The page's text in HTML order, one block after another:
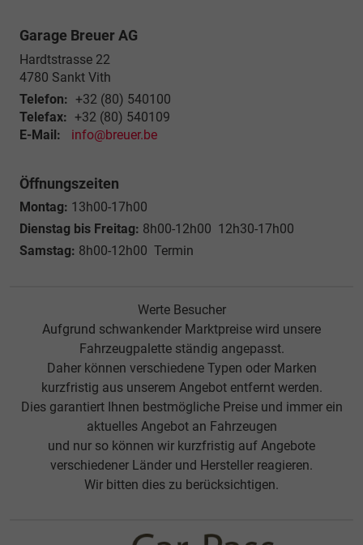
Garage Breuer AG
Hardtstrasse 22
4780 Sankt Vith
Telefon: +32 (80) 540100
Telefax: +32 (80) 540109
E-Mail:
info@breuer.be
Öffnungszeiten
Montag: 13h00-17h00
Dienstag bis Freitag: 8h00-12h00 12h30-17h00
Samstag: 8h00-12h00 Termin
Werte Besucher
Aufgrund schwankender Marktpreise wird unsere
Fahrzeugpalette ständig angepasst.
Daher können verschiedene Typen oder Marken
kurzfristig aus unserem Angebot entfernt werden.
Dies garantiert Ihnen bestmögliche Preise und immer ein
aktuelles Angebot an Fahrzeugen
und nur so können wir kurzfristig auf Angebote
verschiedener Länder und Hersteller reagieren.
Wir bitten dies zu berücksichtigen.